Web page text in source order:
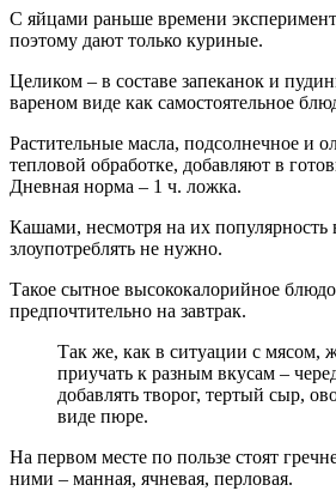
С яйцами раньше времени
поэтому дают только куриные.
Целиком – в составе запеканок и
вареном виде как самостоятельное
Растительные масла, подсолнечное и
тепловой обработке, добавляют в
Дневная норма – 1 ч. ложка.
Кашами, несмотря на их популярность
злоупотреблять не нужно.
Такое сытное высококалорийное блюдо
предпочтительно на завтрак.
Так же, как в ситуации с мясом,
приучать к разным вкусам –
добавлять творог, тертый сыр,
виде пюре.
На первом месте по пользе стоят
ними – манная, ячневая, перловая.